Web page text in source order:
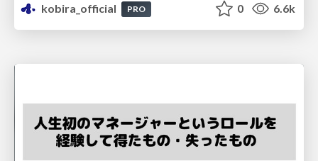
kobira_official
PRO 0 6.6k